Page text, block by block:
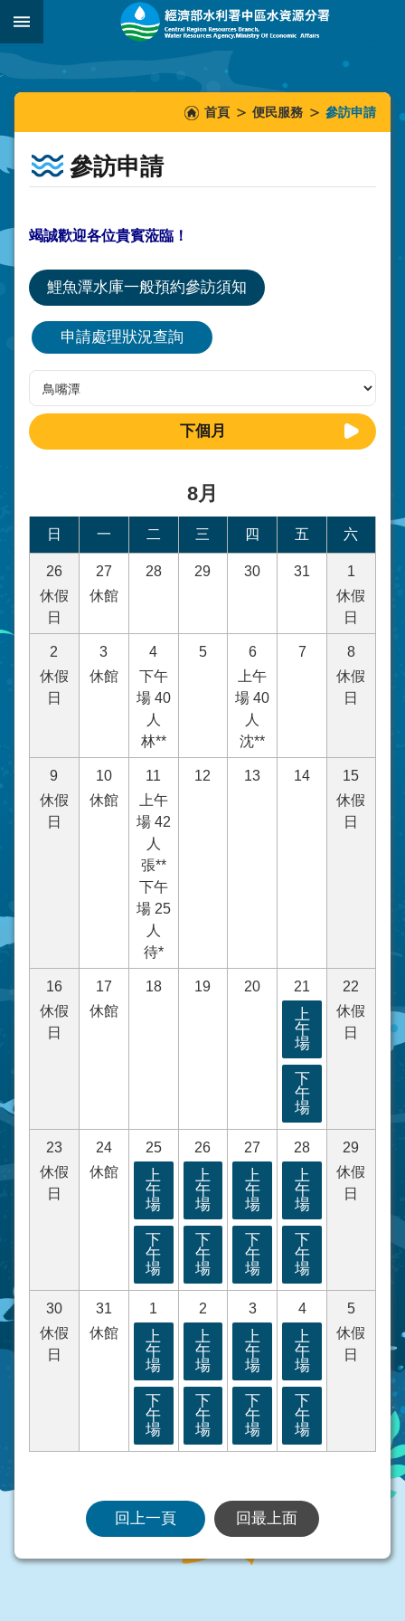
跳到主要內容區塊
::::::
首頁 便民服務 參訪申請
參訪申請
竭誠歡迎各位貴賓蒞臨！
鯉魚潭水庫一般預約參訪須知
申請處理狀況查詢
下個月
8月
日 一 二 三 四 五 六
26
休假
日
27
休館
28 29 30 31
1
休假
日
2
休假
日
3
休館
4
下午
場 40
人
林**
5
6
上午
場 40
人
沈**
7
8
休假
日
9
休假
日
10
休館
11
上午
場 42
人
張**
下午
場 25
人
待*
12 13 14
15
休假
日
16
休假
日
17
休館
18 19 20 21
上
午
場
下
午
場
22
休假
日
23
休假
日
24
休館
25
上
午
場
下
午
場
26
上
午
場
下
午
場
27
上
午
場
下
午
場
28
上
午
場
下
午
場
29
休假
日
30
休假
日
31
休館
1
上
午
場
下
午
場
2
上
午
場
下
午
場
3
上
午
場
下
午
場
4
上
午
場
下
午
場
5
休假
日
回上一頁 回最上面